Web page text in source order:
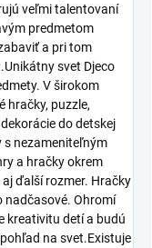
veľmi talentovaní
predmetom
a pri tom
svet Djeco
V širokom
hračky, puzzle,
do detskej
s nezameniteľným
a hračky okrem
ďalší rozmer. Hračky
nadčasové. Ohromí
kreativitu detí a budú
na svet.Existuje